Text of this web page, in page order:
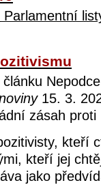
článku
15. 3.
zásah
kteří
kteří jej
jako